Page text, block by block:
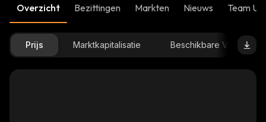
Overzicht Bezittingen Markten Nieuws Team
Prijs Marktkapitalisatie Beschikbare Voorraad